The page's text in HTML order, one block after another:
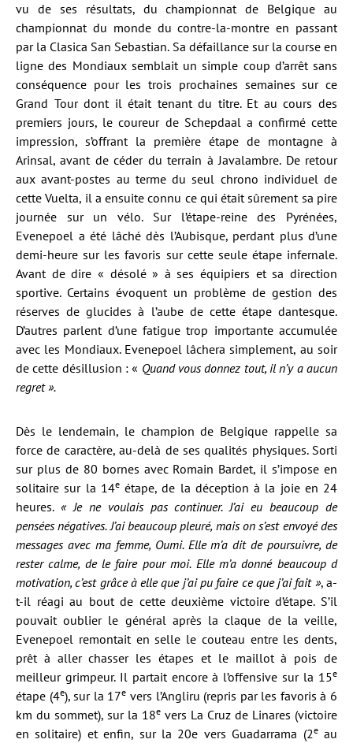
vu de ses résultats, du championnat de Belgique au
championnat du monde du contre-la-montre en passant
par la Clasica San Sebastian. Sa défaillance sur la course en
ligne des Mondiaux semblait un simple coup d’arrêt sans
conséquence pour les trois prochaines semaines sur ce
Grand Tour dont il était tenant du titre. Et au cours des
premiers jours, le coureur de Schepdaal a confirmé cette
impression, s’offrant la première étape de montagne à
Arinsal, avant de céder du terrain à Javalambre. De retour
aux avant-postes au terme du seul chrono individuel de
cette Vuelta, il a ensuite connu ce qui était sûrement sa pire
journée sur un vélo. Sur l’étape-reine des Pyrénées,
Evenepoel a été lâché dès l’Aubisque, perdant plus d’une
demi-heure sur les favoris sur cette seule étape infernale.
Avant de dire « désolé » à ses équipiers et sa direction
sportive. Certains évoquent un problème de gestion des
réserves de glucides à l’aube de cette étape dantesque.
D’autres parlent d’une fatigue trop importante accumulée
avec les Mondiaux. Evenepoel lâchera simplement, au soir
de cette désillusion : « Quand vous donnez tout, il n’y a aucun
regret ».
Dès le lendemain, le champion de Belgique rappelle sa
force de caractère, au-delà de ses qualités physiques. Sorti
sur plus de 80 bornes avec Romain Bardet, il s’impose en
solitaire sur la 14eétape, de la déception à la joie en 24
heures. « Je ne voulais pas continuer. J’ai eu beaucoup de
pensées négatives. J’ai beaucoup pleuré, mais on s’est envoyé des
messages avec ma femme, Oumi. Elle m’a dit de poursuivre, de
rester calme, de le faire pour moi. Elle m’a donné beaucoup d
motivation, c’est grâce à elle que j’ai pu faire ce que j’ai fait », a-
t-il réagi au bout de cette deuxième victoire d’étape. S’il
pouvait oublier le général après la claque de la veille,
Evenepoel remontait en selle le couteau entre les dents,
prêt à aller chasser les étapes et le maillot à pois de
meilleur grimpeur. Il partait encore à l’offensive sur la 15e
étape (4e), sur la 17e vers l’Angliru (repris par les favoris à 6
km du sommet), sur la 18e vers La Cruz de Linares (victoire
en solitaire) et enfin, sur la 20e vers Guadarrama (2eau